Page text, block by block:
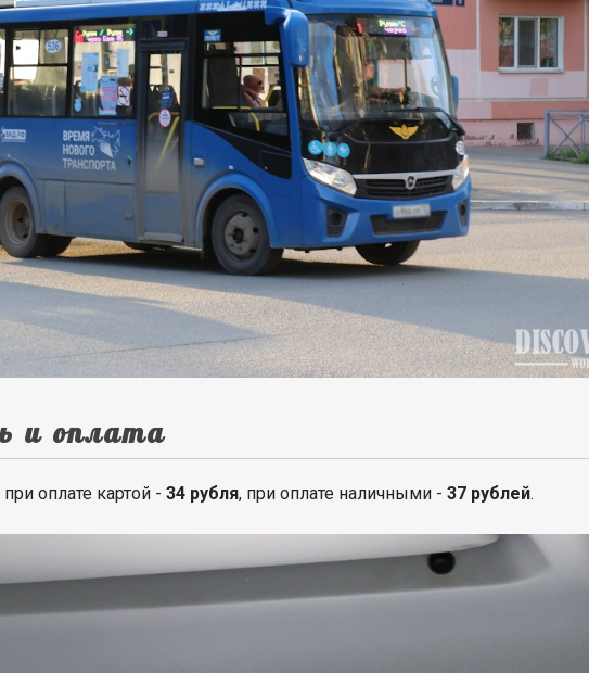
и оплата
оплате картой - 34 рубля, при оплате наличными - 37 рублей.